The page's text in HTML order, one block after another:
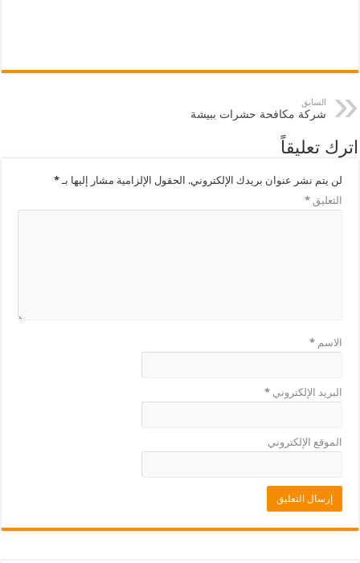
السابق
شركة مكافحة حشرات ببيشة
اترك تعليقاً
لن يتم نشر عنوان بريدك الإلكتروني. الحقول الإلزامية مشار إليها بـ*
التعليق*
الاسم*
البريد الإلكتروني*
الموقع الإلكتروني